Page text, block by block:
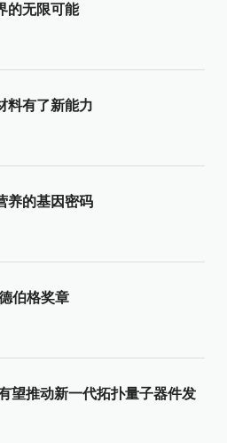
的无限可能
料有了新能力
养的基因密码
伯格奖章
望推动新一代拓扑量子器件发